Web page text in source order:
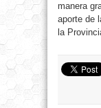
manera
aporte de
la